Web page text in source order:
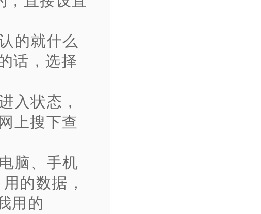
的就什么
话，选择
入状态，
上搜下查
脑、手机
的数据，
用的